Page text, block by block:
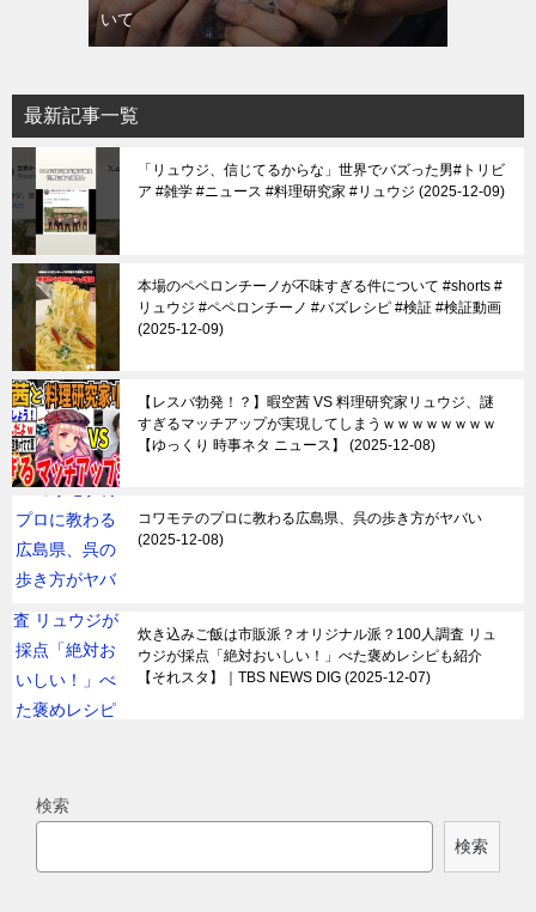
いて
最新記事一覧
「リュウジ、信じてるからな」世界でバズった男#トリビ
ア #雑学 #ニュース #料理研究家 #リュウジ 2025-12-09
本場のペペロンチーノが不味すぎる件について #shorts #
リュウジ #ペペロンチーノ #バズレシピ #検証 #検証動画
2025-12-09
【レスバ勃発！？】暇空茜 VS 料理研究家リュウジ、謎
すぎるマッチアップが実現してしまうｗｗｗｗｗｗｗｗ
【ゆっくり 時事ネタ ニュース】
2025-12-08
コワモテのプロに教わる広島県、呉の歩き方がヤバい
2025-12-08
炊き込みご飯は市販派？オリジナル派？100人調査 リュ
ウジが採点「絶対おいしい！」べた褒めレシピも紹介
【それスタ】｜TBS NEWS DIG 2025-12-07
検索
検索